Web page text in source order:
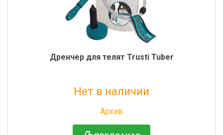
Дренчер для телят Trusti Tuber
Нет в наличии
Архив